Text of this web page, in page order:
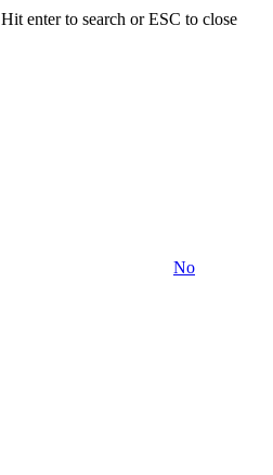
Hit enter to search or ESC to close
No